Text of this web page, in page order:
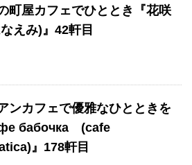
町屋カフェでひととき『花咲
えみ)』42軒目
ンカフェで優雅なひとときを
бабочка (cafe
』178軒目